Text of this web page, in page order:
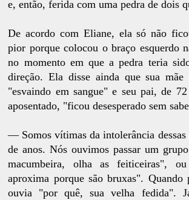
e, então, ferida com uma pedra de dois
De acordo com Eliane, ela só não
pior porque colocou o braço esquerdo
no momento em que a pedra teria
direção. Ela disse ainda que sua mãe
"esvaindo em sangue" e seu pai, de
aposentado, "ficou desesperado sem
— Somos vítimas da intolerância dessas
de anos. Nós ouvimos passar um
macumbeira, olha as feiticeiras",
aproxima porque são bruxas". Quando
ouvia "por quê, sua velha fedida".